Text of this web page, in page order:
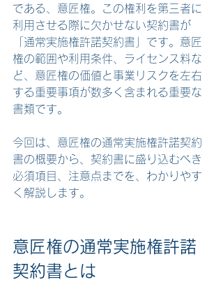
である、意匠権。この権利を第三者に
利用させる際に欠かせない契約書が
「通常実施権許諾契約書」です。意匠
権の範囲や利用条件、ライセンス料な
ど、意匠権の価値と事業リスクを左右
する重要事項が数多く含まれる重要な
書類です。
今回は、意匠権の通常実施権許諾契約
書の概要から、契約書に盛り込むべき
必須項目、注意点までを、わかりやす
く解説します。
意匠権の通常実施権許諾
契約書とは